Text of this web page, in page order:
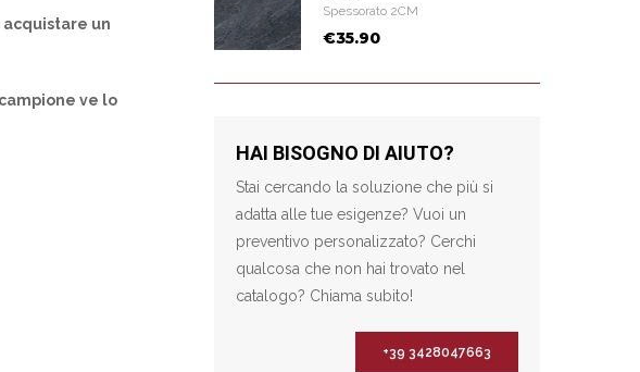
un
ve lo
Spessorato 2CM
€35.90
HAI BISOGNO DI AIUTO?
Stai cercando la soluzione che più si
adatta alle tue esigenze? Vuoi un
preventivo personalizzato? Cerchi
qualcosa che non hai trovato nel
catalogo? Chiama subito!
+39 3428047663